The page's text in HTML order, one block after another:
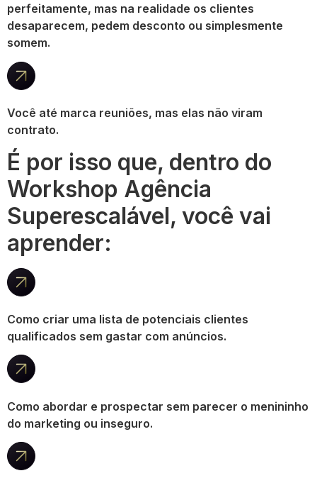
perfeitamente, mas na realidade os clientes
desaparecem, pedem desconto ou simplesmente
somem.
Você até marca reuniões, mas elas não viram
contrato.
É por isso que, dentro do
Workshop Agência
Superescalável, você vai
aprender:
Como criar uma lista de potenciais clientes
qualificados sem gastar com anúncios.
Como abordar e prospectar sem parecer o menininho
do marketing ou inseguro.